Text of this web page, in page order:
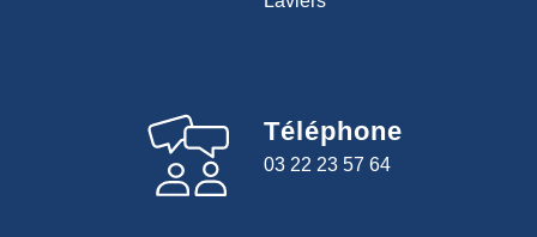
Téléphone
03 22 23 57 64